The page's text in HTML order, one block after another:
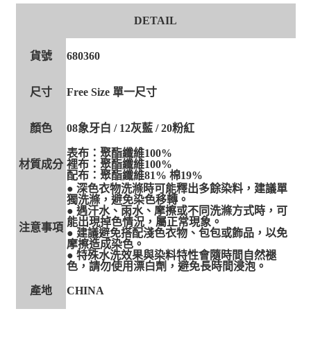
時審查核予不同之上限額度；若仍有額度不足之情形，本公司將視審查結果
恩沛科技股份有限公司將有權停止該用戶之使用額度並採取法律行動。
DETAIL
貨號 680360
尺寸 Free Size 單一尺寸
顏色 08象牙白 / 12灰藍 / 20粉紅
材質成分
表布：聚酯纖維100%
裡布：聚酯纖維100%
配布：聚酯纖維81% 棉19%
注意事項
● 深色衣物洗滌時可能釋出多餘染料，建議單
獨洗滌，避免染色移轉。
● 遇汗水、雨水、摩擦或不同洗滌方式時，可
能出現掉色情況，屬正常現象。
● 建議避免搭配淺色衣物、包包或飾品，以免
摩擦造成染色。
● 特殊水洗效果與染料特性會隨時間自然褪
色，請勿使用漂白劑，避免長時間浸泡。
產地 CHINA